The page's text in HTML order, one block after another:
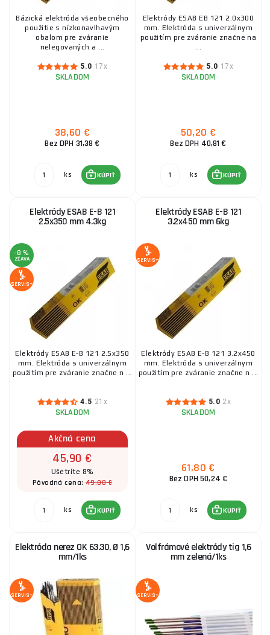
SKLADOM ks KÚPIŤ 1,20 €
Bázická elektróda všeobecného
použitie s nízkonavlhavým
obalom pre zváranie
nelegovaných a ...
5.0 17x
SKLADOM
38,60 €
Bez DPH 31,38 €
ks KÚPIŤ
Elektródy ESAB EB 121 2.0x300
mm. Elektróda s univerzálnym
použitím pre zváranie značne na
...
5.0 17x
SKLADOM
50,20 €
Bez DPH 40,81 €
ks KÚPIŤ
Elektródy ESAB E-B 121
2.5x350 mm 4.3kg
-8 %
ZĽAVA
SERVIS+
Elektródy ESAB E-B 121 2.5x350
mm. Elektróda s univerzálnym
použitím pre zváranie značne n ...
4.5 21x
SKLADOM
Akčná cena
45,90 €
Ušetríte 8%
Pôvodná cena:49,80 €
ks KÚPIŤ
Elektródy ESAB E-B 121
3.2x450 mm 6kg
SERVIS+
Elektródy ESAB E-B 121 3.2x450
mm. Elektróda s univerzálnym
použitím pre zváranie značne n ...
5.0 2x
SKLADOM
61,80 €
Bez DPH 50,24 €
ks KÚPIŤ
Elektróda nerez OK 63.30, Ø 1,6
mm/1ks
SERVIS+
Volfrámové elektródy tig 1,6
mm zelená/1ks
SERVIS+